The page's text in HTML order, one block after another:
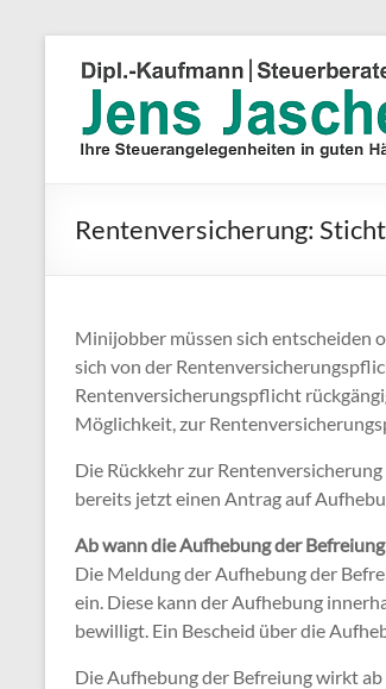
Rentenversicherung:
Minijobber müssen sich entscheiden
sich von der
Rentenversicherungspflicht
Möglichkeit, zur
Die Rückkehr zur
bereits jetzt einen Antrag auf
Ab wann die Aufhebung der
Die Meldung der Aufhebung der
ein. Diese kann der Aufhebung
bewilligt. Ein Bescheid über die
Die Aufhebung der Befreiung wirkt